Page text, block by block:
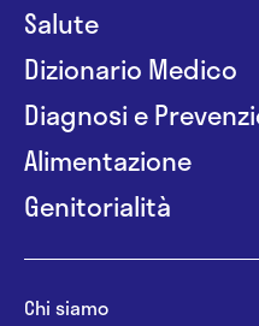
Salute
Dizionario Medico
Diagnosi e
Alimentazione
Genitorialità
Chi siamo